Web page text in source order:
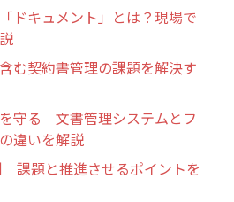
ドキュメント」とは？現場で
む契約書管理の課題を解決す
守る 文書管理システムとフ
違いを解説
課題と推進させるポイントを